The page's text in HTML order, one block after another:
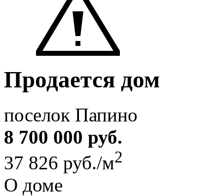
Продается дом
поселок Папино
8 700 000 руб.
37 826 руб./м2
О доме